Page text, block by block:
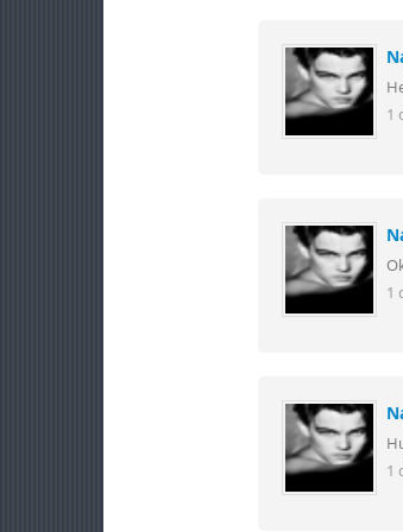
1
1
1